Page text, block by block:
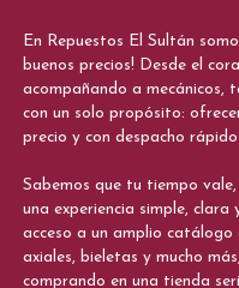
En Repuestos El Sultán
buenos precios! Desde el
acompañando a mecánicos,
con un solo propósito:
precio y con despacho
Sabemos que tu tiempo
una experiencia simple, clara
acceso a un amplio
axiales, bieletas y mucho
comprando en una tienda